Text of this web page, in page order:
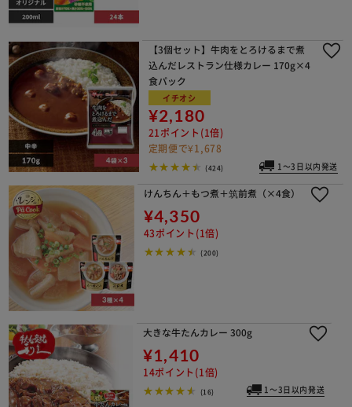
【3個セット】牛肉をとろけるまで煮
込んだレストラン仕様カレー 170g×4
食パック
イチオシ
¥2,180
21ポイント(1倍)
定期便で¥1,678
(424) 1～3日以内発送
けんちん＋もつ煮＋筑前煮（×4食）
¥4,350
43ポイント(1倍)
(200)
大きな牛たんカレー 300g
¥1,410
14ポイント(1倍)
(16) 1～3日以内発送